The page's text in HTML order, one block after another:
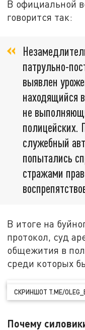
В официальной
говорится так:
патрульно-
выявлен
находящийся
не
полицейских.
служебный
попытались
стражами
В итоге на
протокол, суд
общежития в
среди которых
СКРИНШОТ T.ME/
Почему